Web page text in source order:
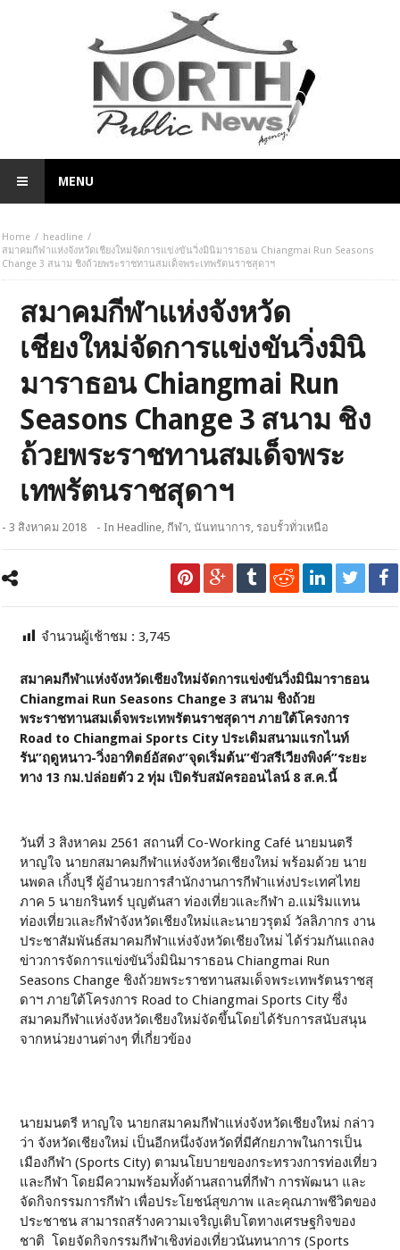
MENU
Home
headline
สมาคมกีฬาแห่งจังหวัดเชียงใหม่จัดการแข่งขันวิ่งมินิมาราธอน Chiangmai Run Seasons
Change 3 สนาม ชิงถ้วยพระราชทานสมเด็จพระเทพรัตนราชสุดาฯ
สมาคมกีฬาแห่งจังหวัด
เชียงใหม่จัดการแข่งขันวิ่งมินิ
มาราธอน Chiangmai Run
Seasons Change 3 สนาม ชิง
ถ้วยพระราชทานสมเด็จพระ
เทพรัตนราชสุดาฯ
- 3 สิงหาคม 2018 - InHeadline, กีฬา,นันทนาการ, รอบรั้วทั่วเหนือ
จำนวนผู้เช้าชม :3,745
สมาคมกีฬาแห่งจังหวัดเชียงใหม่จัดการแข่งขันวิ่งมินิมาราธอน
Chiangmai Run Seasons Change 3 สนาม ชิงถ้วย
พระราชทานสมเด็จพระเทพรัตนราชสุดาฯ ภายใต้โครงการ
Road to Chiangmai Sports City ประเดิมสนามแรกไนท์
รัน”ฤดูหนาว-วิ่งอาทิตย์อัสดง”จุดเริ่มต้น”ขัวสรีเวียงพิงค์”ระยะ
ทาง 13 กม.ปล่อยตัว 2 ทุ่ม เปิดรับสมัครออนไลน์ 8 ส.ค.นี้
วันที่ 3 สิงหาคม 2561 สถานที่ Co-Working Café นายมนตรี
หาญใจ นายกสมาคมกีฬาแห่งจังหวัดเชียงใหม่ พร้อมด้วย นาย
นพดล เกิ้งบุรี ผู้อำนวยการสำนักงานการกีฬาแห่งประเทศไทย
ภาค 5 นายกรินทร์ บุญตันสา ท่องเที่ยวและกีฬา อ.แม่ริมแทน
ท่องเที่ยวและกีฬาจังหวัดเชียงใหม่และนายวรุตม์ วัลลิภากร งาน
ประชาสัมพันธ์สมาคมกีฬาแห่งจังหวัดเชียงใหม่ ได้ร่วมกันแถลง
ข่าวการจัดการแข่งขันวิ่งมินิมาราธอน Chiangmai Run
Seasons Change ชิงถ้วยพระราชทานสมเด็จพระเทพรัตนราชสุ
ดาฯ ภายใต้โครงการ Road to Chiangmai Sports City ซึ่ง
สมาคมกีฬาแห่งจังหวัดเชียงใหม่จัดขึ้นโดยได้รับการสนับสนุน
จากหน่วยงานต่างๆ ที่เกี่ยวข้อง
นายมนตรี หาญใจ นายกสมาคมกีฬาแห่งจังหวัดเชียงใหม่ กล่าว
ว่า จังหวัดเชียงใหม่ เป็นอีกหนึ่งจังหวัดที่มีศักยภาพในการเป็น
เมืองกีฬา (Sports City) ตามนโยบายของกระทรวงการท่องเที่ยว
และกีฬา โดยมีความพร้อมทั้งด้านสถานที่กีฬา การพัฒนา และ
จัดกิจกรรมการกีฬา เพื่อประโยชน์สุขภาพ และคุณภาพชีวิตของ
ประชาชน สามารถสร้างความเจริญเติบโตทางเศรษฐกิจของ
ชาติ โดยจัดกิจกรรมกีฬาเชิงท่องเที่ยวนันทนาการ (Sports